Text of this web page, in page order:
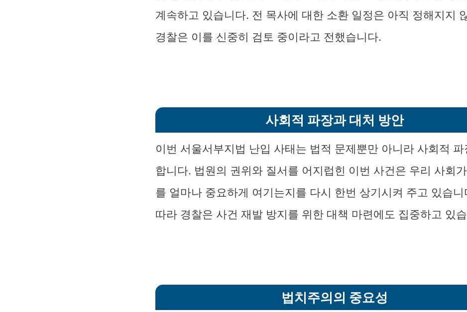
계속하고 있습니다. 전 목사에 대한 소환 일정은 아직 정해지지
경찰은 이를 신중히 검토 중이라고 전했습니다.
사회적 파장과 대처 방안
이번 서울서부지법 난입 사태는 법적 문제뿐만 아니라 사회적
합니다. 법원의 권위와 질서를 어지럽힌 이번 사건은 우리 사회
를 얼마나 중요하게 여기는지를 다시 한번 상기시켜 주고 있습니
따라 경찰은 사건 재발 방지를 위한 대책 마련에도 집중하고 있
법치주의의 중요성